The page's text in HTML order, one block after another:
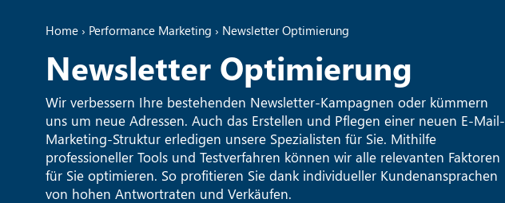
Home › Performance Marketing › Newsletter Optimierung
Newsletter Optimierung
Wir verbessern Ihre bestehenden Newsletter-Kampagnen oder kümmern
uns um neue Adressen. Auch das Erstellen und Pflegen einer neuen E-Mail-
Marketing-Struktur erledigen unsere Spezialisten für Sie. Mithilfe
professioneller Tools und Testverfahren können wir alle relevanten Faktoren
für Sie optimieren. So profitieren Sie dank individueller Kundenansprachen
von hohen Antwortraten und Verkäufen.